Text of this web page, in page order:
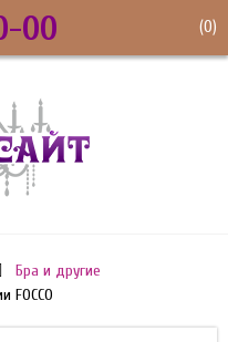
00 (0)
Бра и другие
FOCCO